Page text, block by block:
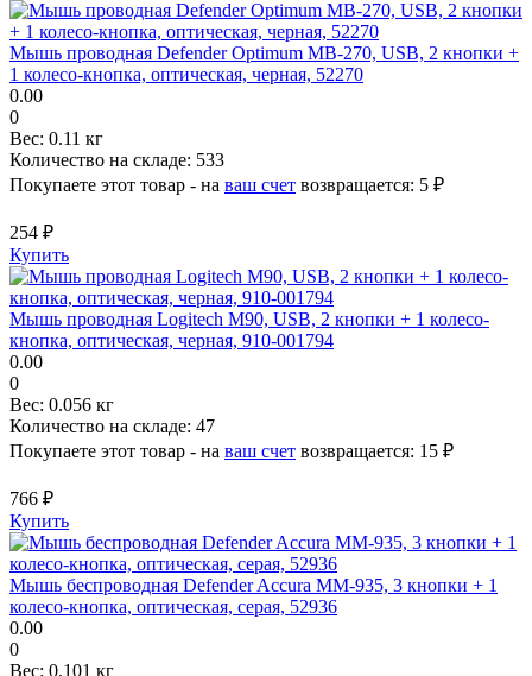
Мышь проводная Defender Optimum MB-270, USB, 2 кнопки +
1 колесо-кнопка, оптическая, черная, 52270
0.00
0
Вес: 0.11 кг
Количество на складе: 533
Покупаете этот товар - на ваш счет возвращается: 5 ₽
254 ₽
Купить
Мышь проводная Logitech M90, USB, 2 кнопки + 1 колесо-
кнопка, оптическая, черная, 910-001794
0.00
0
Вес: 0.056 кг
Количество на складе: 47
Покупаете этот товар - на ваш счет возвращается: 15 ₽
766 ₽
Купить
Мышь беспроводная Defender Accura MM-935, 3 кнопки + 1
колесо-кнопка, оптическая, серая, 52936
0.00
0
Вес: 0.101 кг